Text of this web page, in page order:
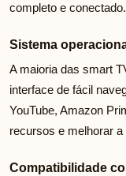
completo e conectado.
Sistema
A maioria das smart
interface de fácil
YouTube, Amazon
recursos e melhorar
Compatibilidade